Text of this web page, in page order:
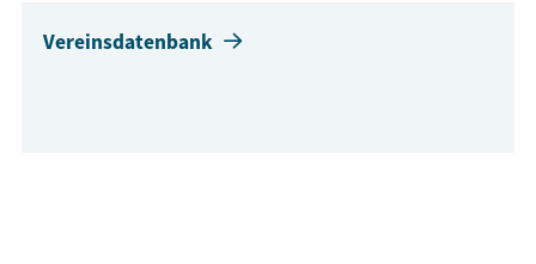
Vereinsdatenbank